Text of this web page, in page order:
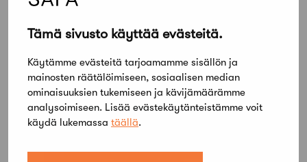
Tämä sivusto käyttää evästeitä.
Käytämme evästeitä tarjoamamme sisällön ja
mainosten räätälöimiseen, sosiaalisen median
ominaisuuksien tukemiseen ja kävijämäärämme
analysoimiseen. Lisää evästekäytänteistämme voit
käydä lukemassa täällä.
Kilpailijoiden valitsema SAFA-tuomari